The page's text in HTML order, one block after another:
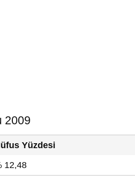
2009
Yüzdesi
12,48